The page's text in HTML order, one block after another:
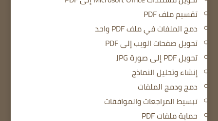
تقسيم ملف PDF
دمج الملفات في ملف PDF واحد
تحويل صفحات الويب إلى PDF
تحويل PDF إلى صورة JPG
إنشاء وتحليل النماذج
دمج ودمج الملفات
تبسيط المراجعات والموافقات
حماية ملفات PDF